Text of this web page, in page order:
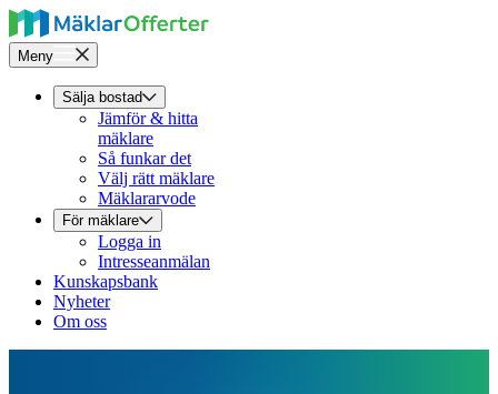
Meny
Sälja bostad
Jämför & hitta
mäklare
Så funkar det
Välj rätt mäklare
Mäklararvode
För mäklare
Logga in
Intresseanmälan
Kunskapsbank
Nyheter
Om oss